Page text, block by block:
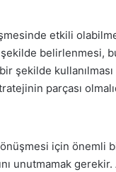
etkili
belirlenmesi,
şekilde
parçası
için önemli
unutmamak